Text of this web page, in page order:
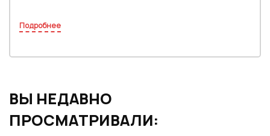
Подробнее
ВЫ НЕДАВНО
ПРОСМАТРИВАЛИ: